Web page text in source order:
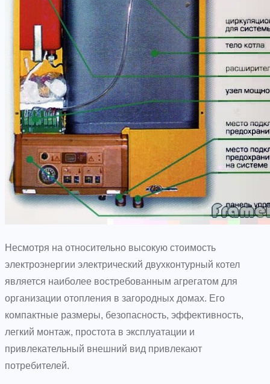
Несмотря на относительно высокую стоимость
электроэнергии электрический двухконтурный котел
является наиболее востребованным агрегатом для
организации отопления в загородных домах. Его
компактные размеры, безопасность, эффективность,
легкий монтаж, простота в эксплуатации и
привлекательный внешний вид привлекают
потребителей.